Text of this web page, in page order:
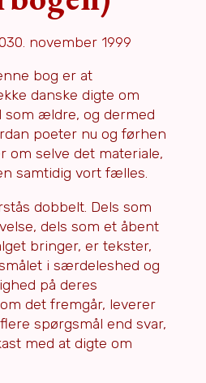
30. november 1999
bog er at
danske digte om
som ældre, og dermed
poeter nu og førhen
om selve det materiale,
samtidig vort fælles.
dobbelt. Dels som
dels som et åbent
bringer, er tekster,
i særdeleshed og
på deres
det fremgår, leverer
spørgsmål end svar,
med at digte om